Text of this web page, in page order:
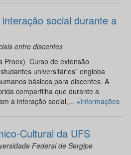
social durante a
entre discentes
Proex) Curso de extensão
universitários” engloba
básicos para discentes. A
compartilha que durante a
a interação social,... +Informações
Cultural da UFS
Federal de Sergipe